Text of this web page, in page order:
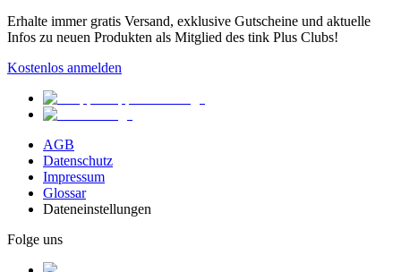
Erhalte immer gratis Versand, exklusive Gutscheine und aktuelle
Infos zu neuen Produkten als Mitglied des tink Plus Clubs!
Kostenlos anmelden
AGB
Datenschutz
Impressum
Glossar
Dateneinstellungen
Folge uns